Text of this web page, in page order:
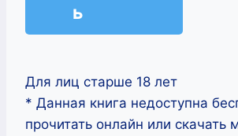
ь
Для лиц старше 18 лет
* Данная книга недоступна
прочитать онлайн или скачать